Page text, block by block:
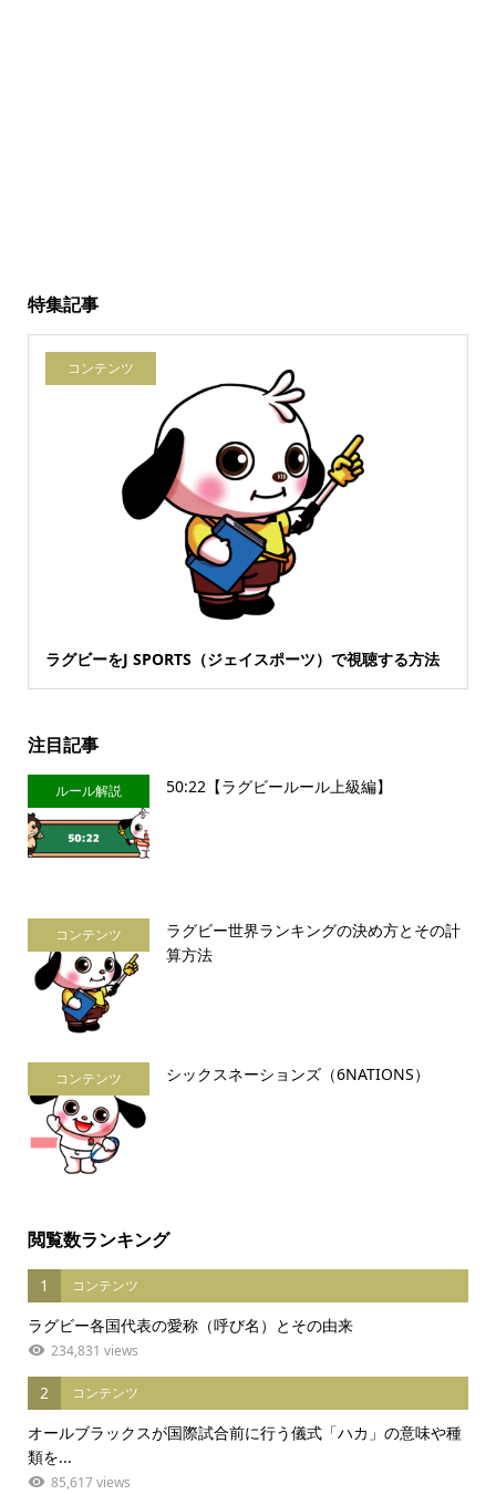
特集記事
コンテンツ
ラグビーをJ SPORTS（ジェイスポーツ）で視聴する方法
注目記事
ルール解説 50:22【ラグビールール上級編】
コンテンツ
ラグビー世界ランキングの決め方とその計
算方法
コンテンツ シックスネーションズ（6NATIONS）
閲覧数ランキング
1 コンテンツ
ラグビー各国代表の愛称（呼び名）とその由来
234,831 views
2 コンテンツ
オールブラックスが国際試合前に行う儀式「ハカ」の意味や種
類を...
85,617 views